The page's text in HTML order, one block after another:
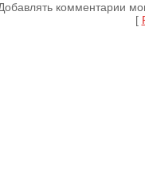
комментарии
[